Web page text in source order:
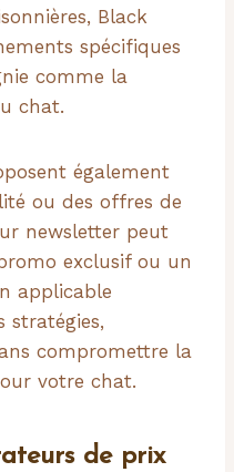
Black
spécifiques
comme la
chat.
également
ou des offres de
newsletter peut
exclusif ou un
applicable
stratégies,
compromettre la
votre chat.
de prix